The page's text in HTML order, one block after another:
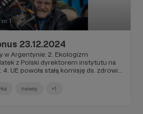
1
23.12.2024
w Argentynie: 2. Ekologizm
z Polski dyrektorem instytutu na
UE powoła stałą komisję ds. zdrowia:
Spółka Solorza inwestuje w pojazdy
7. LOT odbudowuje się po kryzysie
newsy +1